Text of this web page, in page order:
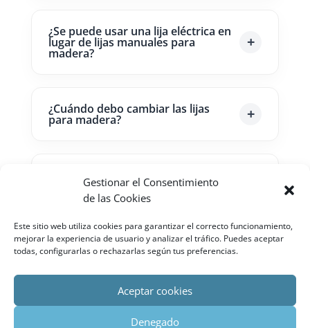
Gestionar el Consentimiento
de las Cookies
Este sitio web utiliza cookies para garantizar el correcto funcionamiento,
mejorar la experiencia de usuario y analizar el tráfico. Puedes aceptar
todas, configurarlas o rechazarlas según tus preferencias.
Aceptar cookies
Denegado
¿Se puede usar una lija eléctrica en
lugar de lijas manuales para
madera?
¿Cuándo debo cambiar las lijas
para madera?
¿Qué tipo de lijas para madera
usar antes de pintar?
¿Las lijas para madera sirven para
eliminar pintura vieja?